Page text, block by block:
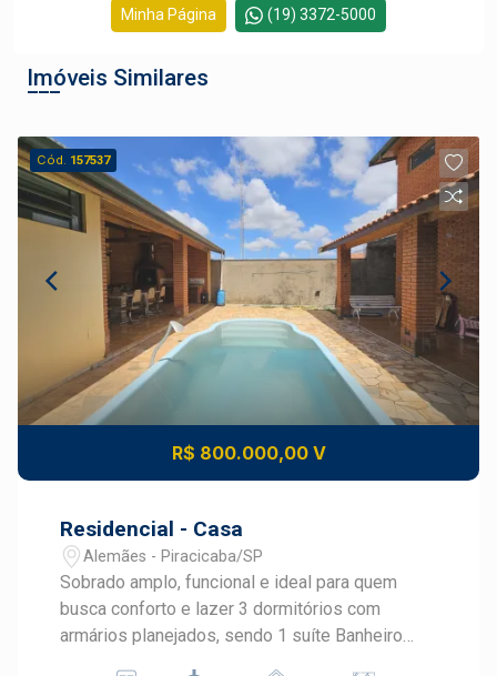
Minha Página (19) 3372-5000
Imóveis Similares
Cód. 157537
R$ 800.000,00 V
Residencial - Casa
Alemães - Piracicaba/SP
Sobrado amplo, funcional e ideal para quem
busca conforto e lazer 3 dormitórios com
armários planejados, sendo 1 suíte Banheiro